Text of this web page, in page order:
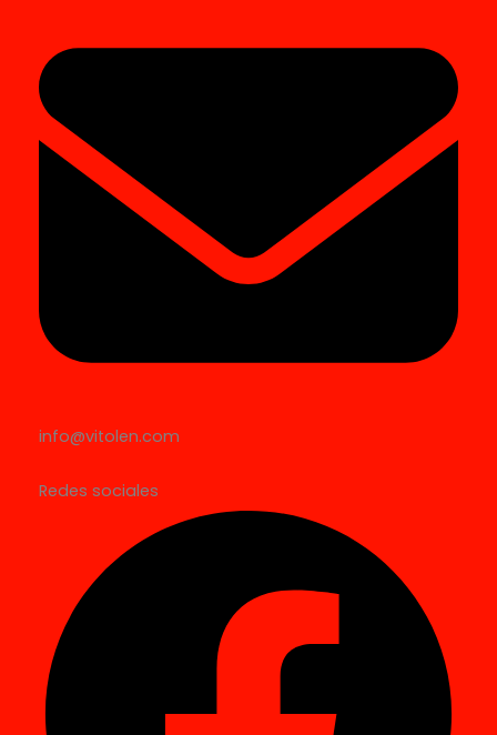
info@vitolen.com
Redes sociales